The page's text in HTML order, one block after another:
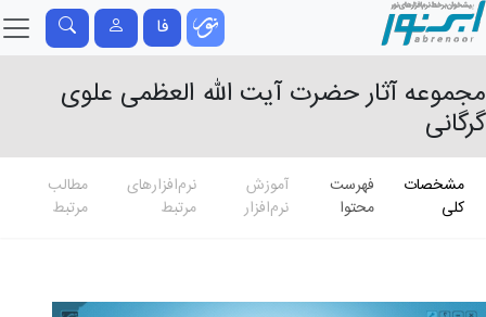
فا
مجموعه آثار حضرت آیت الله العظمی علوی
گرگانی
مشخصات
کلی
فهرست
محتوا
آموزش
نرم‌افزار
نرم‌افزارهای
مرتبط
مطالب
مرتبط